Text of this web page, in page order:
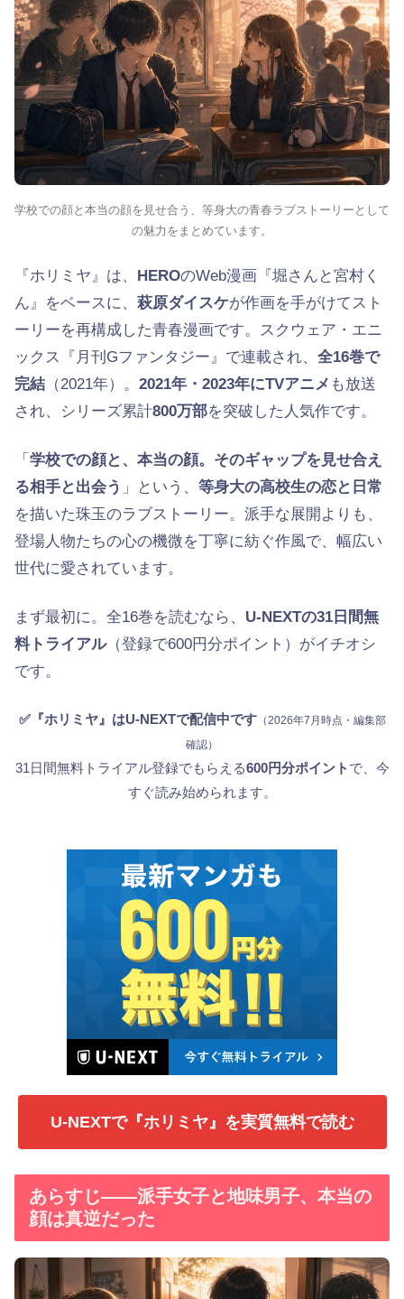
学校での顔と本当の顔を見せ合う、等身大の青春ラブストーリーとして
の魅力をまとめています。
『ホリミヤ』は、 HEROのWeb漫画『堀さんと宮村く
ん』をベースに、 萩原ダイスケが作画を手がけてスト
ーリーを再構成した青春漫画です。スクウェア・エニ
ックス『月刊Gファンタジー』で連載され、 全16巻で
完結 （2021年）。 2021年・2023年にTVアニメ も放送
され、シリーズ累計800万部を突破した人気作です。
「 学校での顔と、本当の顔。そのギャップを見せ合え
る相手と出会う 」という、 等身大の高校生の恋と日常
を描いた珠玉のラブストーリー。派手な展開よりも、
登場人物たちの心の機微を丁寧に紡ぐ作風で、幅広い
世代に愛されています。
まず最初に。全16巻を読むなら、 U-NEXTの31日間無
料トライアル（登録で600円分ポイント）がイチオシ
です。
✅『ホリミヤ』はU-NEXTで配信中です（2026年7月時点・編集部
確認）
31日間無料トライアル登録でもらえる600円分ポイント で、今
すぐ読み始められます。
U-NEXTで『ホリミヤ』を実質無料で読む
あらすじ——派手女子と地味男子、本当の
顔は真逆だった